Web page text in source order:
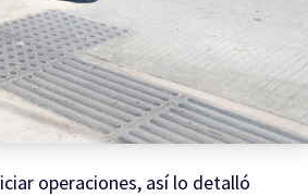
operaciones, así lo detalló